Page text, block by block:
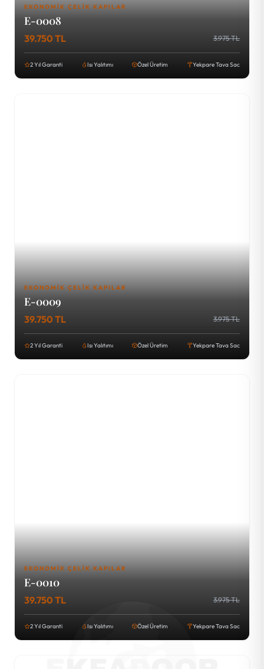
EKONOMIK ÇELIK KAPILAR
E-0008
39.750 TL 3.975 TL
2 Yıl Garanti Isı Yalıtımı Özel Üretim Yekpare Tava Sac
EKONOMIK ÇELIK KAPILAR
E-0009
39.750 TL 3.975 TL
2 Yıl Garanti Isı Yalıtımı Özel Üretim Yekpare Tava Sac
EKONOMIK ÇELIK KAPILAR
E-0010
39.750 TL 3.975 TL
2 Yıl Garanti Isı Yalıtımı Özel Üretim Yekpare Tava Sac